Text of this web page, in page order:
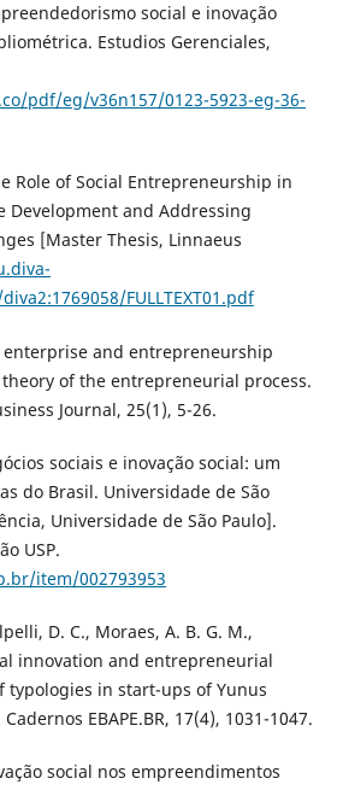
social e inovação
Estudios Gerenciales,
pdf/eg/v36n157/0123-5923-eg-36-
Role of Social Entrepreneurship in
Development and Addressing
[Master Thesis, Linnaeus
FULLTEXT01.pdf
enterprise and entrepreneurship
of the entrepreneurial process.
Journal, 25(1), 5-26.
sociais e inovação social: um
do Brasil. Universidade de São
Universidade de São Paulo].
USP.
item/002793953
D. C., Moraes, A. B. G. M.,
innovation and entrepreneurial
typologies in start-ups of Yunus
EBAPE.BR, 17(4), 1031-1047.
social nos empreendimentos